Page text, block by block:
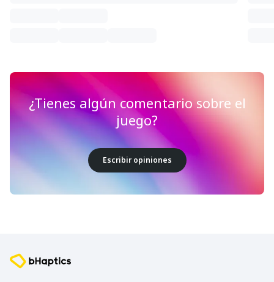
¿Tienes algún comentario sobre el
juego?
Escribir opiniones